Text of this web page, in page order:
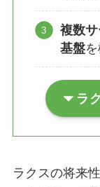
複数
基盤
ラ
ラクスの将来